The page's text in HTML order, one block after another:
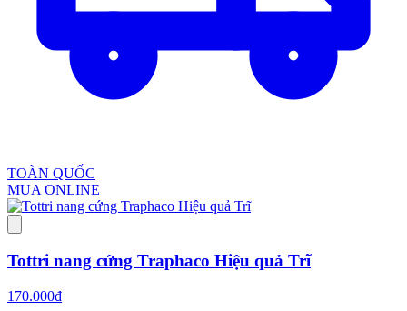
TOÀN QUỐC
MUA ONLINE
Tottri nang cứng Traphaco Hiệu quả Trĩ
170.000đ